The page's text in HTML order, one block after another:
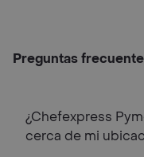
Preguntas
¿Chefexpress
cerca de mi